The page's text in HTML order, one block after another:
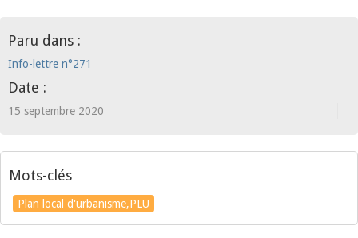
Paru dans :
Info-lettre n°271
Date :
15 septembre 2020
Mots-clés
Plan local d'urbanisme,PLU